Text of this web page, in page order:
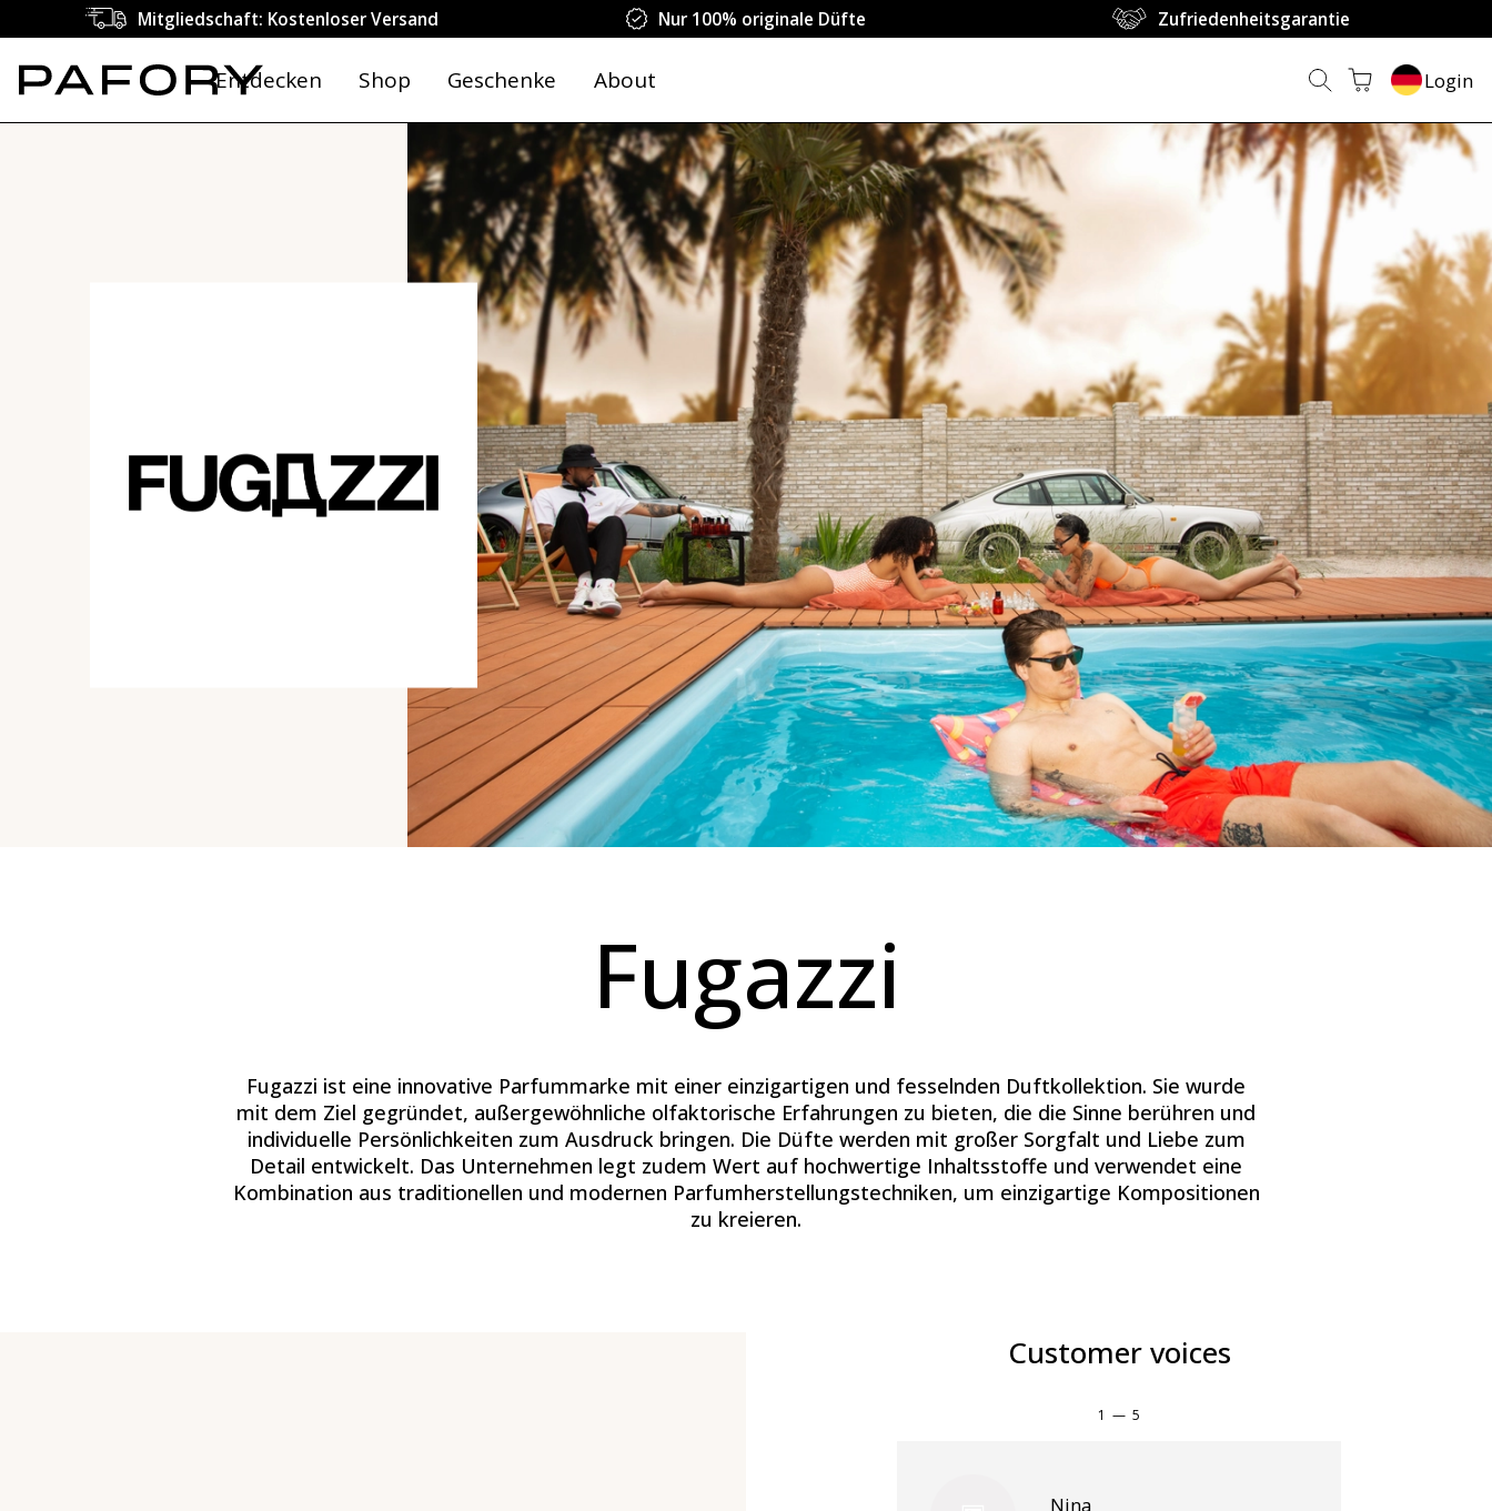
Mitgliedschaft: Kostenloser Versand Nur 100% originale Düfte Zufriedenheitsgarantie
Entdecken Shop Geschenke About Login
Fugazzi
Fugazzi ist eine innovative Parfummarke mit einer einzigartigen und fesselnden Duftkollektion. Sie wurde
mit dem Ziel gegründet, außergewöhnliche olfaktorische Erfahrungen zu bieten, die die Sinne berühren und
individuelle Persönlichkeiten zum Ausdruck bringen. Die Düfte werden mit großer Sorgfalt und Liebe zum
Detail entwickelt. Das Unternehmen legt zudem Wert auf hochwertige Inhaltsstoffe und verwendet eine
Kombination aus traditionellen und modernen Parfumherstellungstechniken, um einzigartige Kompositionen
zu kreieren.
Customer voices
1 — 5
Nina